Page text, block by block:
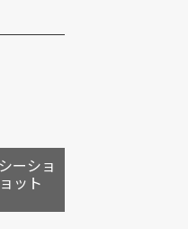
ーショ
ット